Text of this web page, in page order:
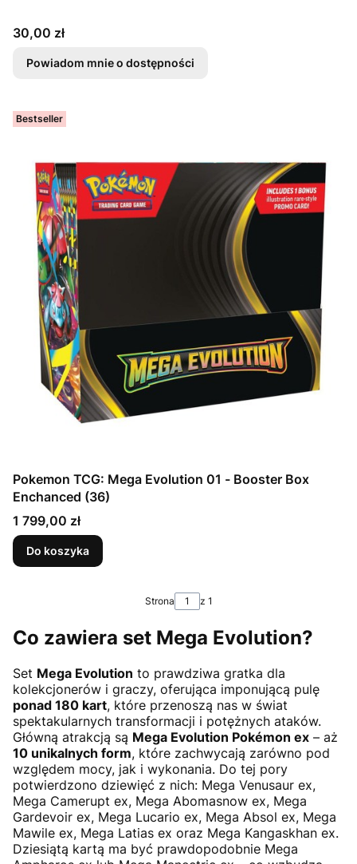
Cena
30,00 zł
Powiadom mnie o dostępności
Bestseller
Pokemon TCG: Mega Evolution 01 - Booster Box
Enchanced (36)
Cena
1 799,00 zł
Do koszyka
Strona z 1
Co zawiera set Mega Evolution?
Set Mega Evolution to prawdziwa gratka dla
kolekcjonerów i graczy, oferująca imponującą pulę
ponad 180 kart, które przenoszą nas w świat
spektakularnych transformacji i potężnych ataków.
Główną atrakcją są Mega Evolution Pokémon ex – aż
10 unikalnych form, które zachwycają zarówno pod
względem mocy, jak i wykonania. Do tej pory
potwierdzono dziewięć z nich: Mega Venusaur ex,
Mega Camerupt ex, Mega Abomasnow ex, Mega
Gardevoir ex, Mega Lucario ex, Mega Absol ex, Mega
Mawile ex, Mega Latias ex oraz Mega Kangaskhan ex.
Dziesiątą kartą ma być prawdopodobnie Mega